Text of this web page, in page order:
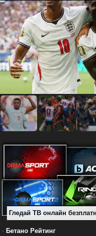
Гледай ТВ онлайн
- Бетано Рейтинг